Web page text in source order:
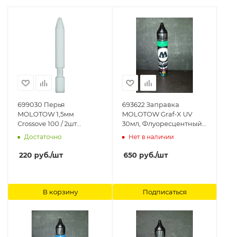
699030 Перья
MOLOTOW 1,5мм
Crossove 100 / 2шт
699030 MOLOTOW
Достаточно
220 руб./шт
В корзину
693622 Заправка
MOLOTOW Graf-X UV
30мл, Флуоресцентный
Зеленый, шт MOLOTOW
Нет в наличии
650 руб./шт
Подписаться